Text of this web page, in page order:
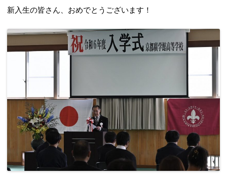
新入生の皆さん、おめでとうございます！